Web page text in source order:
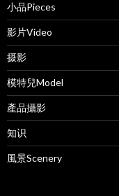
小品Pieces
影片Video
摄影
模特兒Model
產品攝影
知识
風景Scenery